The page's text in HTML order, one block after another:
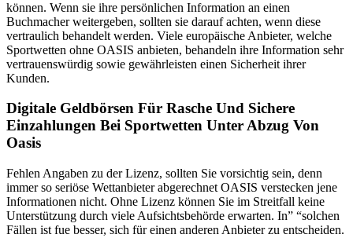
können. Wenn sie ihre persönlichen Information an einen
Buchmacher weitergeben, sollten sie darauf achten, wenn diese
vertraulich behandelt werden. Viele europäische Anbieter, welche
Sportwetten ohne OASIS anbieten, behandeln ihre Information sehr
vertrauenswürdig sowie gewährleisten einen Sicherheit ihrer
Kunden.
Digitale Geldbörsen Für Rasche Und Sichere
Einzahlungen Bei Sportwetten Unter Abzug Von
Oasis
Fehlen Angaben zu der Lizenz, sollten Sie vorsichtig sein, denn
immer so seriöse Wettanbieter abgerechnet OASIS verstecken jene
Informationen nicht. Ohne Lizenz können Sie im Streitfall keine
Unterstützung durch viele Aufsichtsbehörde erwarten. In” “solchen
Fällen ist fue besser, sich für einen anderen Anbieter zu entscheiden.